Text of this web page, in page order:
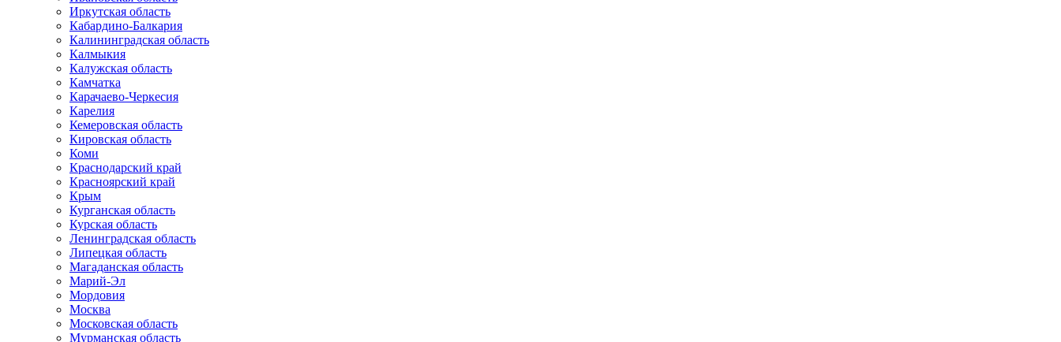
Иркутская область
Кабардино-Балкария
Калининградская область
Калмыкия
Калужская область
Камчатка
Карачаево-Черкесия
Карелия
Кемеровская область
Кировская область
Коми
Краснодарский край
Красноярский край
Крым
Курганская область
Курская область
Ленинградская область
Липецкая область
Магаданская область
Марий-Эл
Мордовия
Москва
Московская область
Мурманская область